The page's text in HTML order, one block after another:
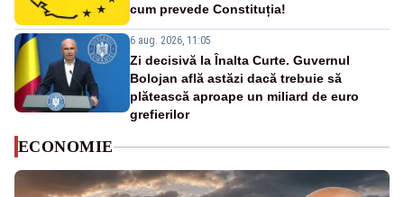
cum prevede Constituția!
6 aug. 2026, 11:05
Zi decisivă la Înalta Curte. Guvernul
Bolojan află astăzi dacă trebuie să
plătească aproape un miliard de euro
grefierilor
ECONOMIE